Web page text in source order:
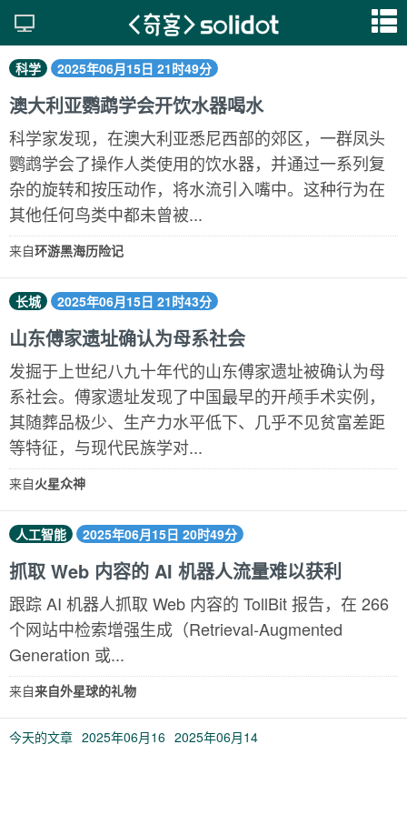
科学 2025年06月15日 21时49分
澳大利亚鹦鹉学会开饮水器喝水
科学家发现，在澳大利亚悉尼西部的郊区，一群凤头
鹦鹉学会了操作人类使用的饮水器，并通过一系列复
杂的旋转和按压动作，将水流引入嘴中。这种行为在
其他任何鸟类中都未曾被...
来自环游黑海历险记
长城 2025年06月15日 21时43分
山东傅家遗址确认为母系社会
发掘于上世纪八九十年代的山东傅家遗址被确认为母
系社会。傅家遗址发现了中国最早的开颅手术实例，
其随葬品极少、生产力水平低下、几乎不见贫富差距
等特征，与现代民族学对...
来自火星众神
人工智能 2025年06月15日 20时49分
抓取 Web 内容的 AI 机器人流量难以获利
跟踪 AI 机器人抓取 Web 内容的 TollBit 报告，在 266
个网站中检索增强生成（Retrieval-Augmented
Generation 或...
来自来自外星球的礼物
今天的文章 2025年06月16 2025年06月14